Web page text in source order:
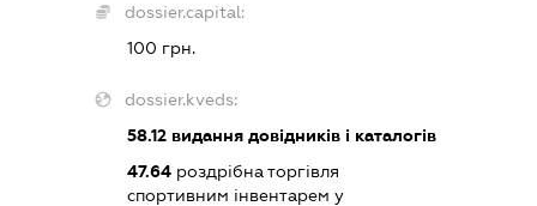
dossier.capital:
100 грн.
dossier.kveds:
58.12 видання довідників і каталогів
47.64 роздрібна торгівля
спортивним інвентарем у